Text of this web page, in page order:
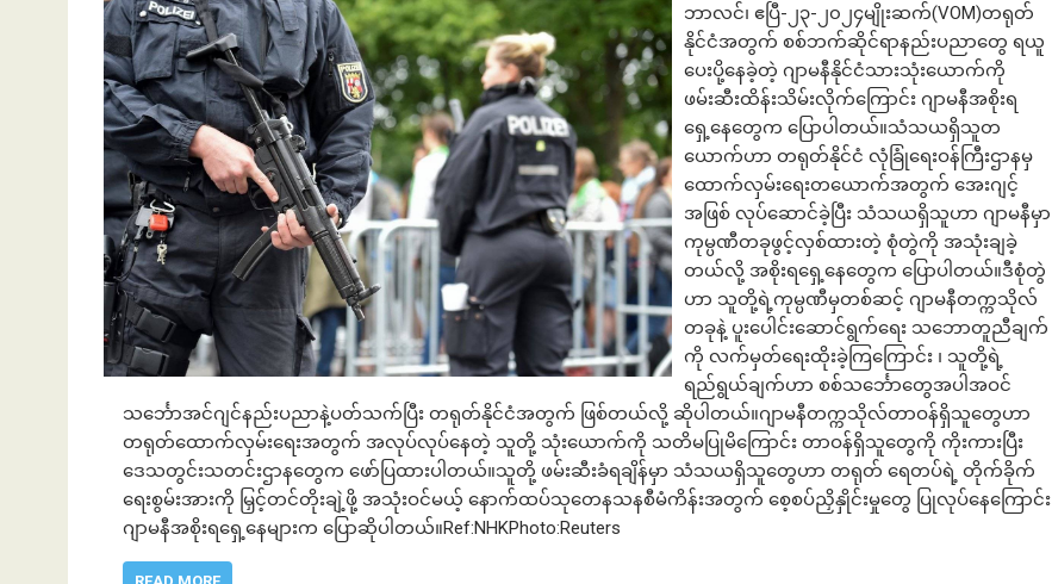
ဘာလင်၊ ဧပြီ-၂၃-၂၀၂၄မျိုးဆက်(VOM)တရုတ်
နိုင်ငံအတွက် စစ်ဘက်ဆိုင်ရာနည်းပညာတွေ ရယူ
ပေးပို့နေခဲ့တဲ့ ဂျာမနီနိုင်ငံသားသုံးယောက်ကို
ဖမ်းဆီးထိန်းသိမ်းလိုက်ကြောင်း ဂျာမနီအစိုးရ
ရှေ့နေတွေက ပြောပါတယ်။သံသယရှိသူတ
ယောက်ဟာ တရုတ်နိုင်ငံ လုံခြုံရေးဝန်ကြီးဌာနမှ
ထောက်လှမ်းရေးတယောက်အတွက် အေးဂျင့်
အဖြစ် လုပ်ဆောင်ခဲ့ပြီး သံသယရှိသူဟာ ဂျာမနီမှာ
ကုမ္ပဏီတခုဖွင့်လှစ်ထားတဲ့ စုံတွဲကို အသုံးချခဲ့
တယ်လို့ အစိုးရရှေ့နေတွေက ပြောပါတယ်။ဒီစုံတွဲ
ဟာ သူတို့ရဲ့ကုမ္ပဏီမှတစ်ဆင့် ဂျာမနီတက္ကသိုလ်
တခုနဲ့ ပူးပေါင်းဆောင်ရွက်ရေး သဘောတူညီချက်
ကို လက်မှတ်ရေးထိုးခဲ့ကြကြောင်း ၊ သူတို့ရဲ့
ရည်ရွယ်ချက်ဟာ စစ်သင်္ဘောတွေအပါအဝင်
သင်္ဘောအင်ဂျင်နည်းပညာနဲ့ပတ်သက်ပြီး တရုတ်နိုင်ငံအတွက် ဖြစ်တယ်လို့ ဆိုပါတယ်။ဂျာမနီတက္ကသိုလ်တာဝန်ရှိသူတွေဟာ
တရုတ်ထောက်လှမ်းရေးအတွက် အလုပ်လုပ်နေတဲ့ သူတို့ သုံးယောက်ကို သတိမပြုမိကြောင်း တာဝန်ရှိသူတွေကို ကိုးကားပြီး
ဒေသတွင်းသတင်းဌာနတွေက ဖော်ပြထားပါတယ်။သူတို့ ဖမ်းဆီးခံရချိန်မှာ သံသယရှိသူတွေဟာ တရုတ် ရေတပ်ရဲ့ တိုက်ခိုက်
ရေးစွမ်းအားကို မြှင့်တင်တိုးချဲ့ဖို့ အသုံးဝင်မယ့် နောက်ထပ်သုတေနသနစီမံကိန်းအတွက် စေ့စပ်ညှိနှိုင်းမှုတွေ ပြုလုပ်နေကြောင်း
ဂျာမနီအစိုးရရှေ့နေများက ပြောဆိုပါတယ်။Ref:NHKPhoto:Reuters